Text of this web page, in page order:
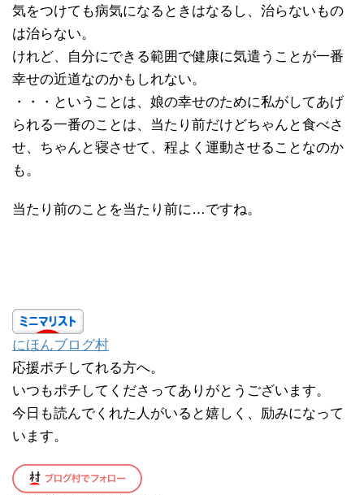
気をつけても病気になるときはなるし、治らないもの
は治らない。
けれど、自分にできる範囲で健康に気遣うことが一番
幸せの近道なのかもしれない。
・・・ということは、娘の幸せのために私がしてあげ
られる一番のことは、当たり前だけどちゃんと食べさ
せ、ちゃんと寝させて、程よく運動させることなのか
も。
当たり前のことを当たり前に…ですね。
にほんブログ村
応援ポチしてれる方へ。
いつもポチしてくださってありがとうございます。
今日も読んでくれた人がいると嬉しく、励みになって
います。